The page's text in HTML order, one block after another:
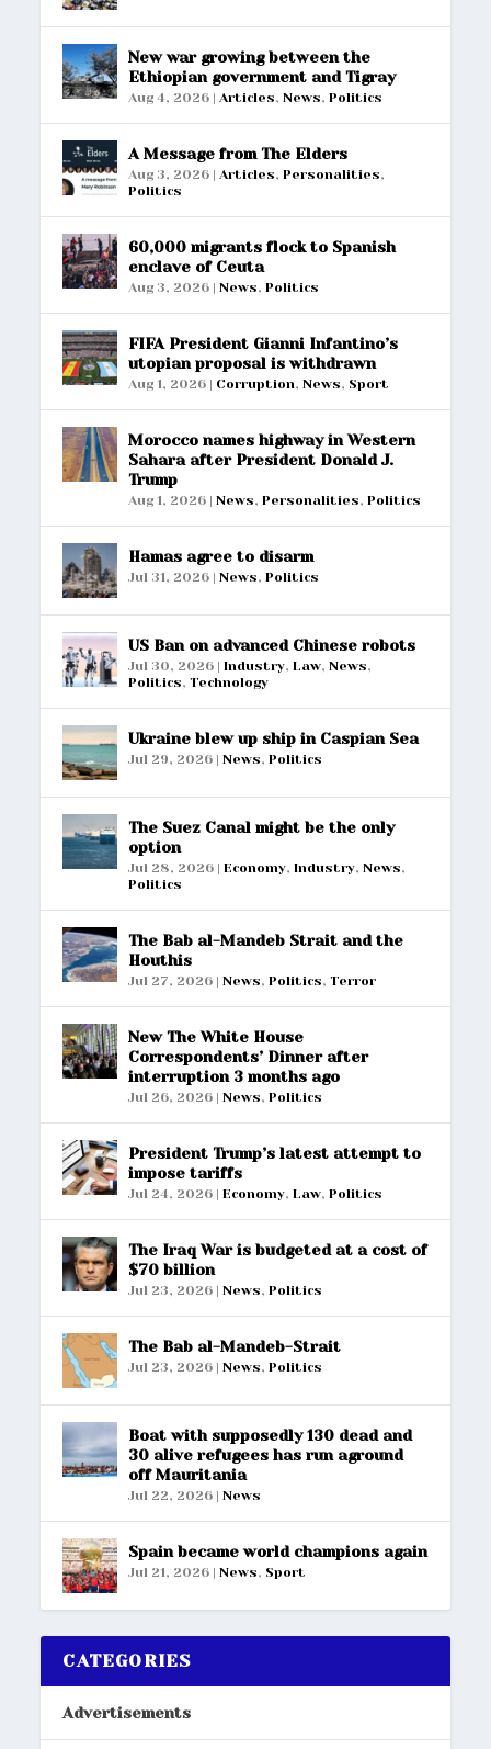
New war growing between the
Ethiopian government and Tigray
Aug 4, 2026 |Articles,News,Politics
A Message from The Elders
Aug 3, 2026 |Articles,Personalities,
Politics
60,000 migrants flock to Spanish
enclave of Ceuta
Aug 3, 2026 |News,Politics
FIFA President Gianni Infantino’s
utopian proposal is withdrawn
Aug 1, 2026 | Corruption,News, Sport
Morocco names highway in Western
Sahara after President Donald J.
Trump
Aug 1, 2026 |News,Personalities,Politics
Hamas agree to disarm
Jul 31, 2026 |News,Politics
US Ban on advanced Chinese robots
Jul 30, 2026 |Industry,Law,News,
Politics,Technology
Ukraine blew up ship in Caspian Sea
Jul 29, 2026 |News,Politics
The Suez Canal might be the only
option
Jul 28, 2026 |Economy,Industry,News,
Politics
The Bab al-Mandeb Strait and the
Houthis
Jul 27, 2026 |News,Politics,Terror
New The White House
Correspondents’ Dinner after
interruption 3 months ago
Jul 26, 2026 |News,Politics
President Trump’s latest attempt to
impose tariffs
Jul 24, 2026 |Economy,Law,Politics
The Iraq War is budgeted at a cost of
$70 billion
Jul 23, 2026 |News,Politics
The Bab al-Mandeb-Strait
Jul 23, 2026 |News,Politics
Boat with supposedly 130 dead and
30 alive refugees has run aground
off Mauritania
Jul 22, 2026 |News
Spain became world champions again
Jul 21, 2026 |News, Sport
CATEGORIES
Advertisements